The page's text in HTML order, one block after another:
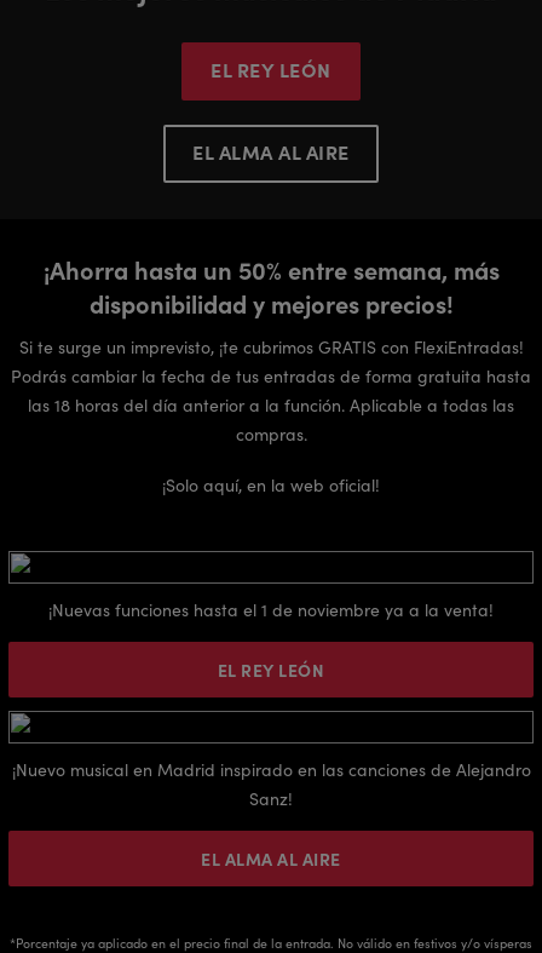
EL REY LEÓN
EL ALMA AL AIRE
¡Ahorra hasta un 50% entre semana, más
disponibilidad y mejores precios!
Si te surge un imprevisto, ¡te cubrimos GRATIS con FlexiEntradas!
Podrás cambiar la fecha de tus entradas de forma gratuita hasta
las 18 horas del día anterior a la función. Aplicable a todas las
compras.
¡Solo aquí, en la web oficial!
¡Nuevas funciones hasta el 1 de noviembre ya a la venta!
EL REY LEÓN
¡Nuevo musical en Madrid inspirado en las canciones de Alejandro
Sanz!
EL ALMA AL AIRE
*Porcentaje ya aplicado en el precio final de la entrada. No válido en festivos y/o vísperas